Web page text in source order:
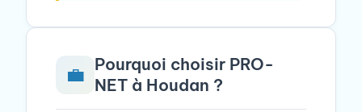
💼 Pourquoi choisir PRO-
NET à Houdan ?